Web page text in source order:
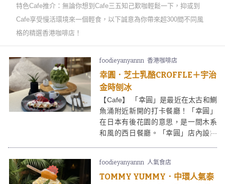
特色Cafe推介：無論你想到Cafe三五知己歎咖輕鬆一下，抑或到
Cafe享受慢活環境來一個輕食，以下誠意為你帶來超300間不同風
格的精選香港咖啡店！
foodieyanyannn 香港咖啡店
幸圓．芝士乳酪CROFFLE＋宇治
金時刨冰
【Cafe】 「幸圓」是最近在太古和鰂
魚涌附近新開的打卡餐廳！「幸圓」
在日本有後花園的意思，是一間木系
和風的西日餐廳。「幸圓」店內設計
成的打卡位，大家去到記得拍照留念
啊！
foodieyanyannn 人氣食店
TOMMY YUMMY．中環人氣泰